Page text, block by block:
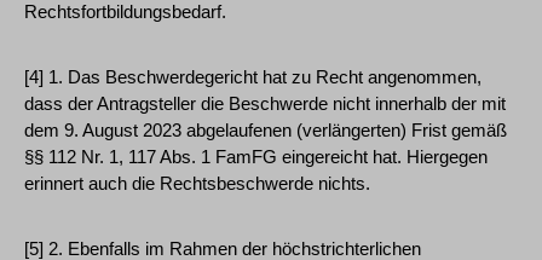
Rechtsfortbildungsbedarf.
[4] 1. Das Beschwerdegericht hat zu Recht angenommen,
dass der Antragsteller die Beschwerde nicht innerhalb der mit
dem 9. August 2023 abgelaufenen (verlängerten) Frist gemäß
§§ 112 Nr. 1, 117 Abs. 1 FamFG eingereicht hat. Hiergegen
erinnert auch die Rechtsbeschwerde nichts.
[5] 2. Ebenfalls im Rahmen der höchstrichterlichen